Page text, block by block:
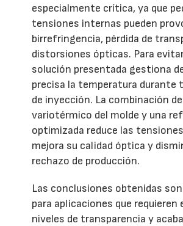
especialmente crítica, ya que
tensiones internas pueden
birrefringencia, pérdida de
distorsiones ópticas. Para
solución presentada gestiona
precisa la temperatura durante
de inyección. La combinación
variotérmico del molde y una
optimizada reduce las
mejora su calidad óptica y
rechazo de producción.
Las conclusiones obtenidas
para aplicaciones que requieren
niveles de transparencia y